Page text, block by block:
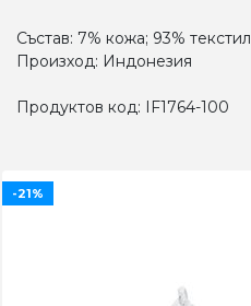
Състав: 7% кожа; 93% текстил
Произход: Индонезия
Продуктов код: IF1764-100
-21%